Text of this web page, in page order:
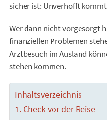
sicher ist: Unverhofft
Wer dann nicht vorgesorgt
finanziellen Problemen
Arztbesuch im Ausland
stehen kommen.
Inhaltsverzeichnis
Check vor der Reise